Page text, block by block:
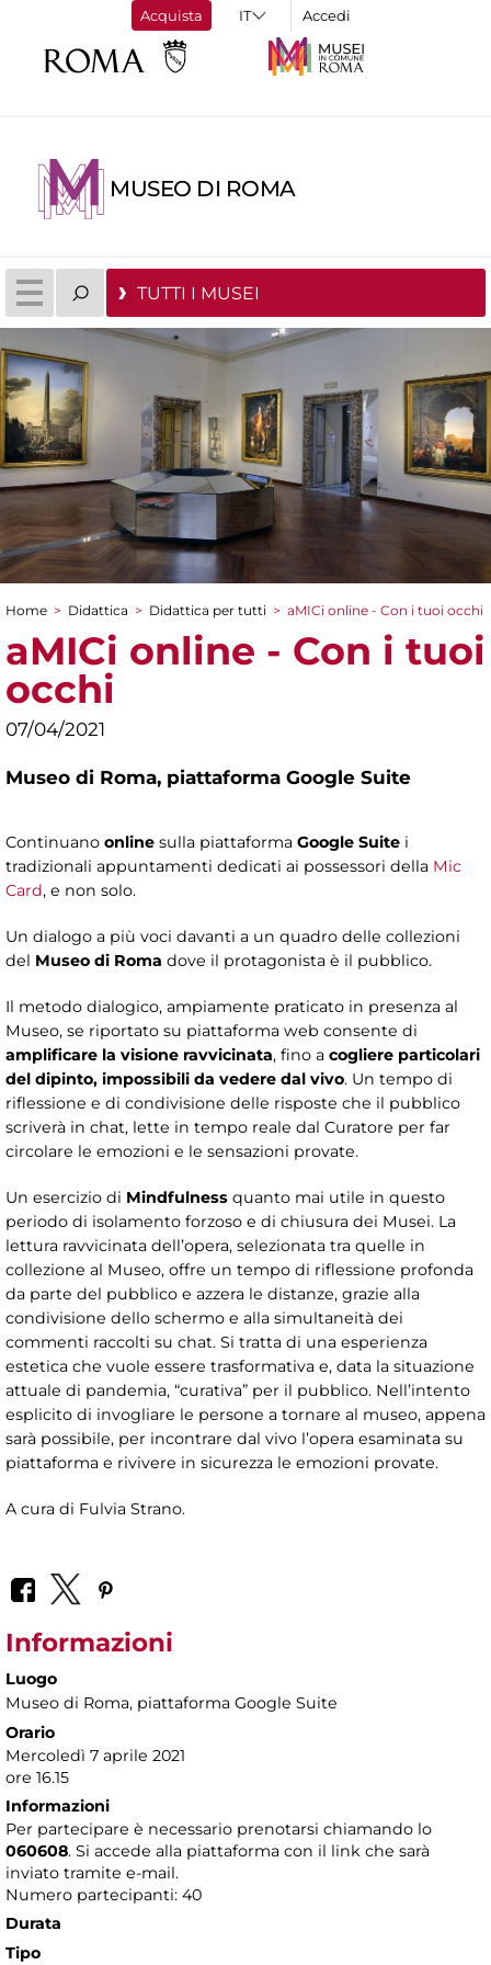
Acquista Accedi
MUSEO DI ROMA
TUTTI I MUSEI
Tu sei qui
Home > Didattica > Didattica per tutti > aMICi online - Con i tuoi occhi
aMICi online - Con i tuoi
occhi
07/04/2021
Museo di Roma, piattaforma Google Suite
Continuano online sulla piattaforma Google Suite i
tradizionali appuntamenti dedicati ai possessori della Mic
Card, e non solo.
Un dialogo a più voci davanti a un quadro delle collezioni
del Museo di Roma dove il protagonista è il pubblico.
Il metodo dialogico, ampiamente praticato in presenza al
Museo, se riportato su piattaforma web consente di
amplificare la visione ravvicinata, fino a cogliere particolari
del dipinto, impossibili da vedere dal vivo. Un tempo di
riflessione e di condivisione delle risposte che il pubblico
scriverà in chat, lette in tempo reale dal Curatore per far
circolare le emozioni e le sensazioni provate.
Un esercizio di Mindfulness quanto mai utile in questo
periodo di isolamento forzoso e di chiusura dei Musei. La
lettura ravvicinata dell’opera, selezionata tra quelle in
collezione al Museo, offre un tempo di riflessione profonda
da parte del pubblico e azzera le distanze, grazie alla
condivisione dello schermo e alla simultaneità dei
commenti raccolti su chat. Si tratta di una esperienza
estetica che vuole essere trasformativa e, data la situazione
attuale di pandemia, “curativa” per il pubblico. Nell’intento
esplicito di invogliare le persone a tornare al museo, appena
sarà possibile, per incontrare dal vivo l’opera esaminata su
piattaforma e rivivere in sicurezza le emozioni provate.
A cura di Fulvia Strano.
Informazioni
Luogo
Museo di Roma, piattaforma Google Suite
Orario
Mercoledì 7 aprile 2021
ore 16.15
Informazioni
Per partecipare è necessario prenotarsi chiamando lo
060608. Si accede alla piattaforma con il link che sarà
inviato tramite e-mail.
Numero partecipanti: 40
Durata
Tipo